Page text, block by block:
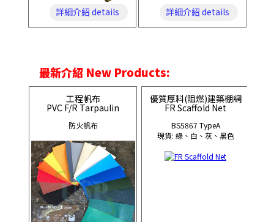
詳細介紹 details 詳細介紹 details
最新介紹 New Products:
工程帆布
PVC F/R Tarpaulin
防火帆布
優質厚料(阻燃)建築棚網
FR Scaffold Net
BS5867 TypeA
現貨: 綠、白、灰、黑色